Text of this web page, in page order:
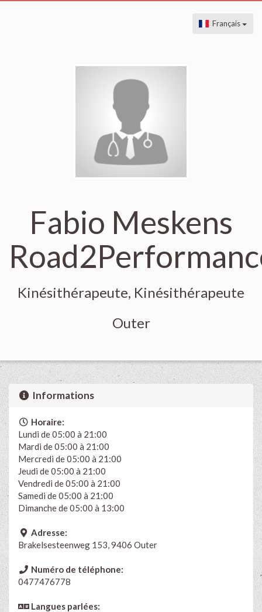
Français
Fabio Meskens
Kinésithérapeute, Kinésithérapeute
Outer
Informations
Horaire:
Lundi de 05:00 à 21:00
Mardi de 05:00 à 21:00
Mercredi de 05:00 à 21:00
Jeudi de 05:00 à 21:00
Vendredi de 05:00 à 21:00
Samedi de 05:00 à 21:00
Dimanche de 05:00 à 13:00
Adresse:
Brakelsesteenweg 153, 9406 Outer
Numéro de téléphone:
0477476778
Langues parlées: